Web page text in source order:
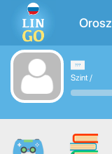
Orosz
Szint/